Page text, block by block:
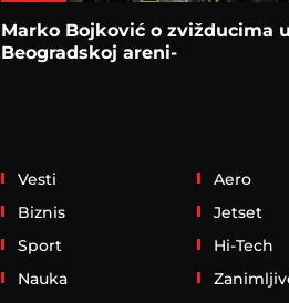
Marko Bojković o zvižducima u
Beogradskoj areni-
Vesti
Biznis
Sport
Nauka
Aero
Jetset
Hi-Tech